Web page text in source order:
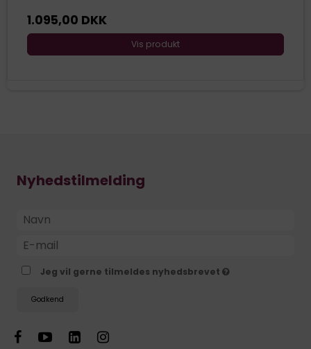
1.095,00 DKK
Vis produkt
Nyhedstilmelding
Jeg vil gerne tilmeldes nyhedsbrevet
Godkend